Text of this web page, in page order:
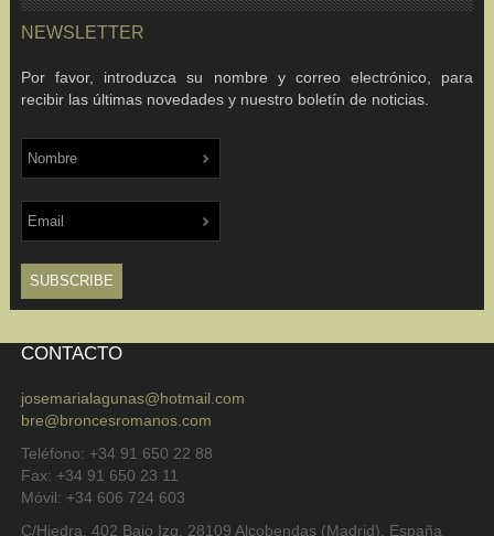
NEWSLETTER
Por favor, introduzca su nombre y correo electrónico, para
recibir las últimas novedades y nuestro boletín de noticias.
CONTACTO
josemarialagunas@hotmail.com
bre@broncesromanos.com
Teléfono: +34 91 650 22 88
Fax: +34 91 650 23 11
Móvil: +34 606 724 603
C/Hiedra, 402 Bajo Izq, 28109 Alcobendas (Madrid), España